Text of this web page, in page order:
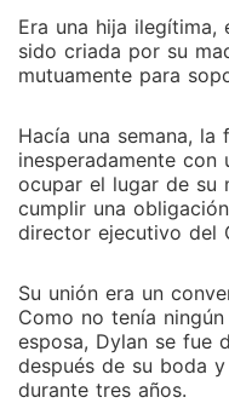
Era una hija ilegítima,
sido criada por su
mutuamente para
Hacía una semana,
inesperadamente con
ocupar el lugar de su
cumplir una
director ejecutivo del
Su unión era un
Como no tenía
esposa, Dylan se fue
después de su boda
durante tres años.